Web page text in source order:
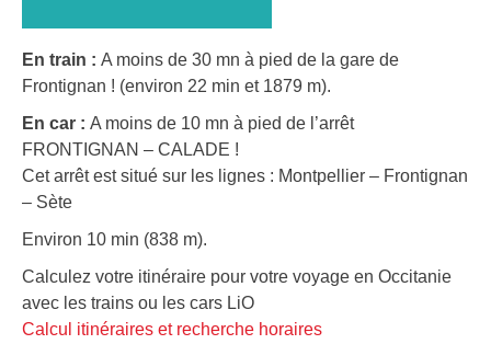
En train : A moins de 30 mn à pied de la gare de
Frontignan ! (environ 22 min et 1879 m).
En car : A moins de 10 mn à pied de l’arrêt
FRONTIGNAN – CALADE !
Cet arrêt est situé sur les lignes : Montpellier – Frontignan
– Sète
Environ 10 min (838 m).
Calculez votre itinéraire pour votre voyage en Occitanie
avec les trains ou les cars LiO
Calcul itinéraires et recherche horaires